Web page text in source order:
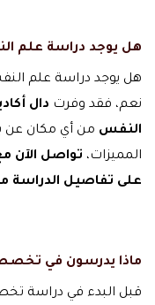
هل يوجد دراسة علم
هل يوجد دراسة علم
نعم، فقد وفرت دال
النفس من أي مكان عن
المميزات، تواصل الآن
على تفاصيل الدراسة
ماذا يدرسون في
قبل البدء في دراسة